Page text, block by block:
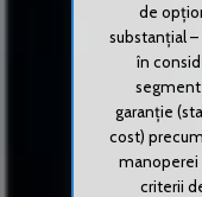
de
substanțial
în
segment
garanție
cost)
manoperei
criterii